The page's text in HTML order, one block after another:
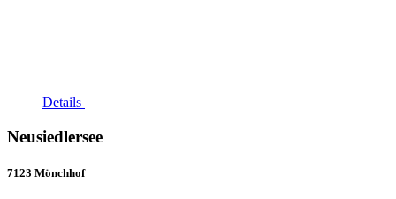
Details
Neusiedlersee
7123 Mönchhof